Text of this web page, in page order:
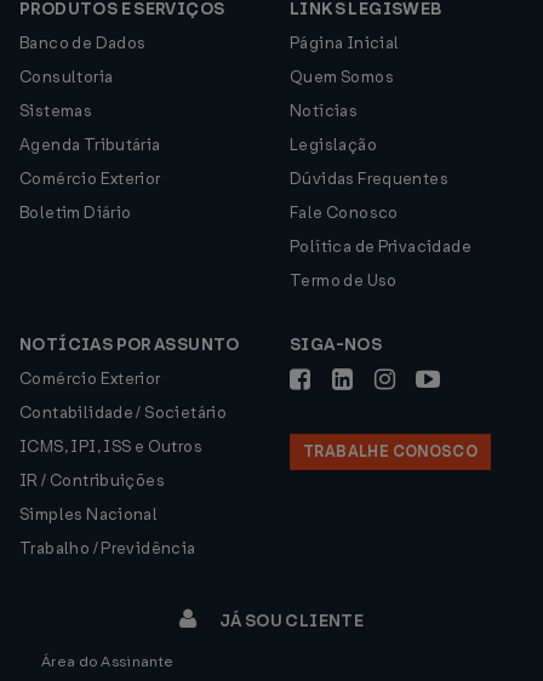
PRODUTOS E SERVIÇOS
Banco de Dados
Consultoria
Sistemas
Agenda Tributária
Comércio Exterior
Boletim Diário
LINKS LEGISWEB
Página Inicial
Quem Somos
Notícias
Legislação
Dúvidas Frequentes
Fale Conosco
Política de Privacidade
Termo de Uso
NOTÍCIAS POR ASSUNTO
Comércio Exterior
Contabilidade / Societário
ICMS, IPI, ISS e Outros
IR / Contribuições
Simples Nacional
Trabalho / Previdência
SIGA-NOS
TRABALHE CONOSCO
JÁ SOU CLIENTE
Área do Assinante